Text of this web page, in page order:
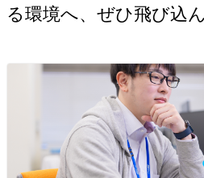
る環境へ、ぜひ飛び込